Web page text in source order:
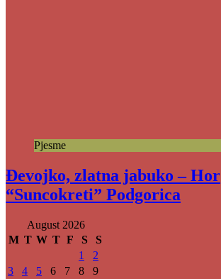
Pjesme
Đevojko, zlatna jabuko – Hor
“Suncokreti” Podgorica
August 2026
M T W T F S
S
1
2
3
4 5 6 7 8
9